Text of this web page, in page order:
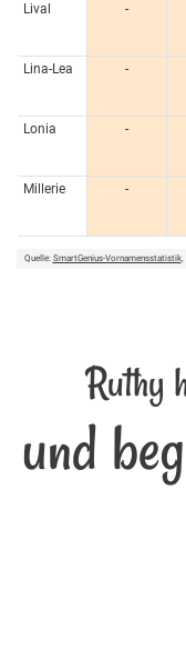
Lival
-
Lina-Lea
-
Lonia
-
Millerie
-
Quelle: SmartGenius-Vornamensstatistik,
Ruthy
und